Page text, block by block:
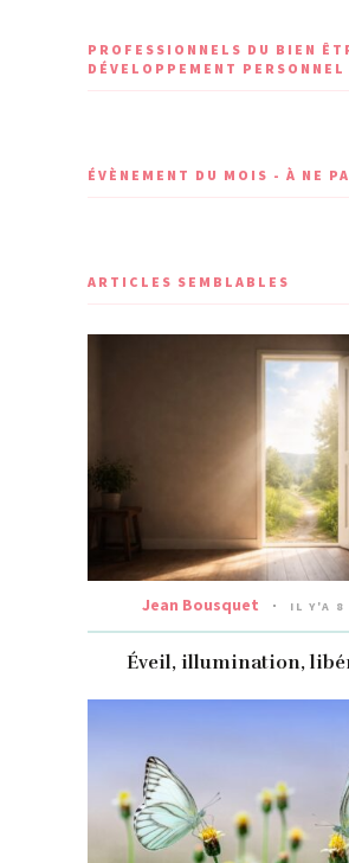
PROFESSIONNELS DU BIEN
DÉVELOPPEMENT PERSONNEL
ÉVÈNEMENT DU MOIS - À NE
ARTICLES SEMBLABLES
Jean Bousquet IL Y'A 8
Éveil, illumination,